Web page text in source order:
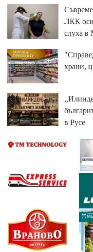
ЛКК
слуха
храни,
в Русе